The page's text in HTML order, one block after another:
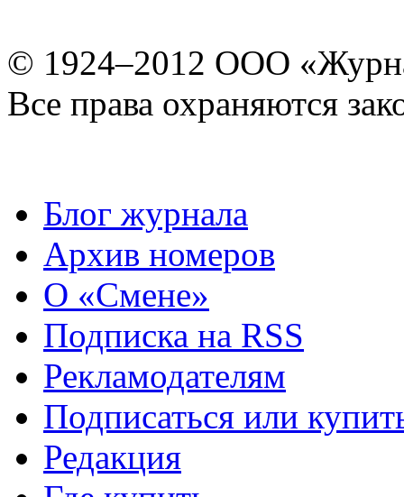
© 1924–2012 ООО
Все права охраняются
Блог журнала
Архив номеров
О «Смене»
Подписка на RSS
Рекламодателям
Подписаться или
Редакция